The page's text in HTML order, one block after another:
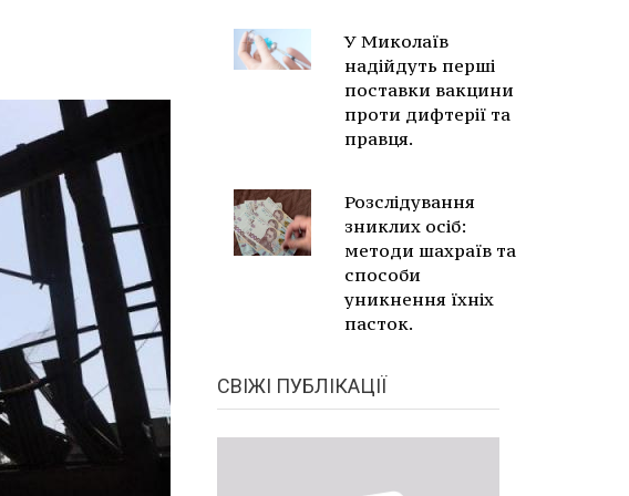
У Миколаїв
надійдуть перші
поставки вакцини
проти дифтерії та
правця.
Розслідування
зниклих осіб:
методи шахраїв та
способи
уникнення їхніх
пасток.
СВІЖІ ПУБЛІКАЦІЇ